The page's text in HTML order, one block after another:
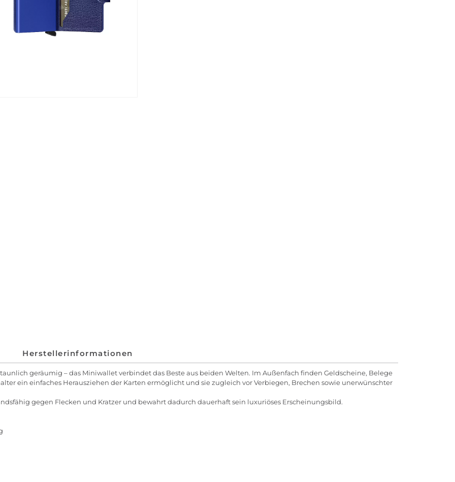
Herstellerinformationen
geräumig – das Miniwallet verbindet das Beste aus beiden Welten. Im Außenfach finden Geldscheine, Belege
ein einfaches Herausziehen der Karten ermöglicht und sie zugleich vor Verbiegen, Brechen sowie unerwünschter
gegen Flecken und Kratzer und bewahrt dadurch dauerhaft sein luxuriöses Erscheinungsbild.